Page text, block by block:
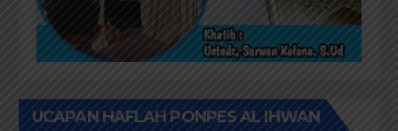
UCAPAN HAFLAH PONPES AL IHWAN